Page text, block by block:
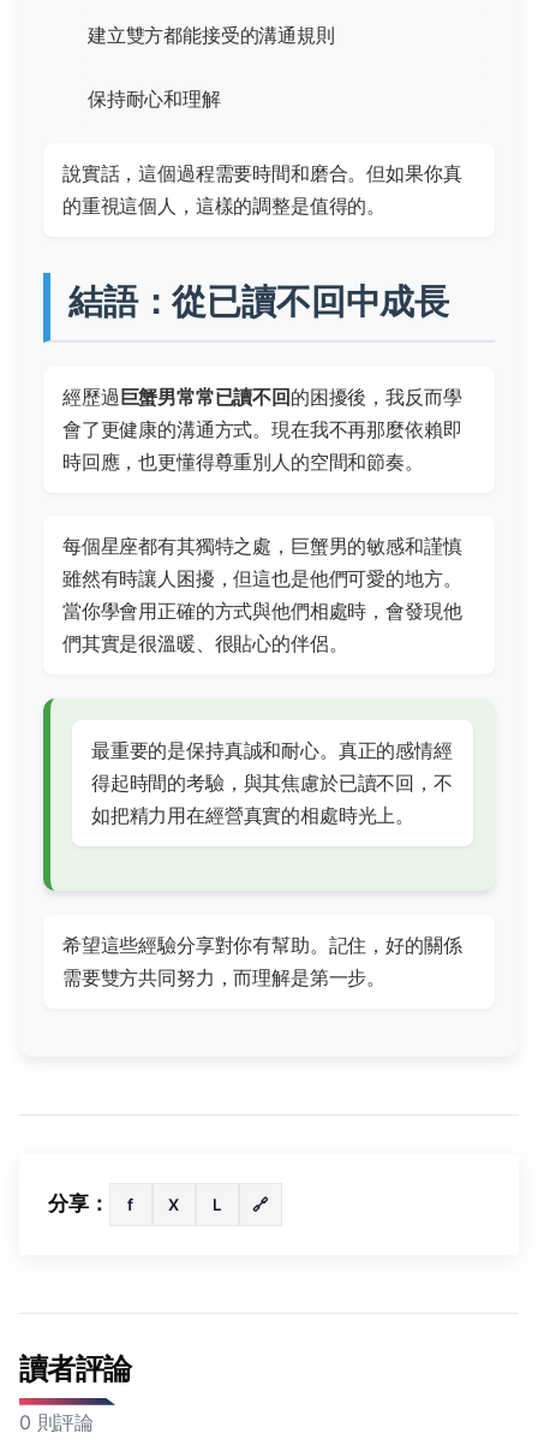
建立雙方都能接受的溝通規則
保持耐心和理解
說實話，這個過程需要時間和磨合。但如果你真
的重視這個人，這樣的調整是值得的。
結語：從已讀不回中成長
經歷過 巨蟹男常常已讀不回 的困擾後，我反而學
會了更健康的溝通方式。現在我不再那麼依賴即
時回應，也更懂得尊重別人的空間和節奏。
每個星座都有其獨特之處，巨蟹男的敏感和謹慎
雖然有時讓人困擾，但這也是他們可愛的地方。
當你學會用正確的方式與他們相處時，會發現他
們其實是很溫暖、很貼心的伴侶。
最重要的是保持真誠和耐心。真正的感情經
得起時間的考驗，與其焦慮於已讀不回，不
如把精力用在經營真實的相處時光上。
希望這些經驗分享對你有幫助。記住，好的關係
需要雙方共同努力，而理解是第一步。
分享： f X L 🔗
讀者評論
0 則評論